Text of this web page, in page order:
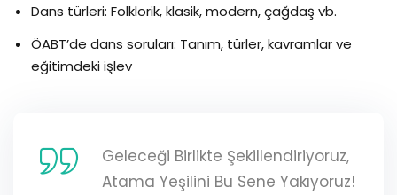
Dans türleri: Folklorik, klasik, modern, çağdaş vb.
ÖABT’de dans soruları: Tanım, türler, kavramlar ve
eğitimdeki işlev
Geleceği Birlikte Şekillendiriyoruz,
Atama Yeşilini Bu Sene Yakıyoruz!